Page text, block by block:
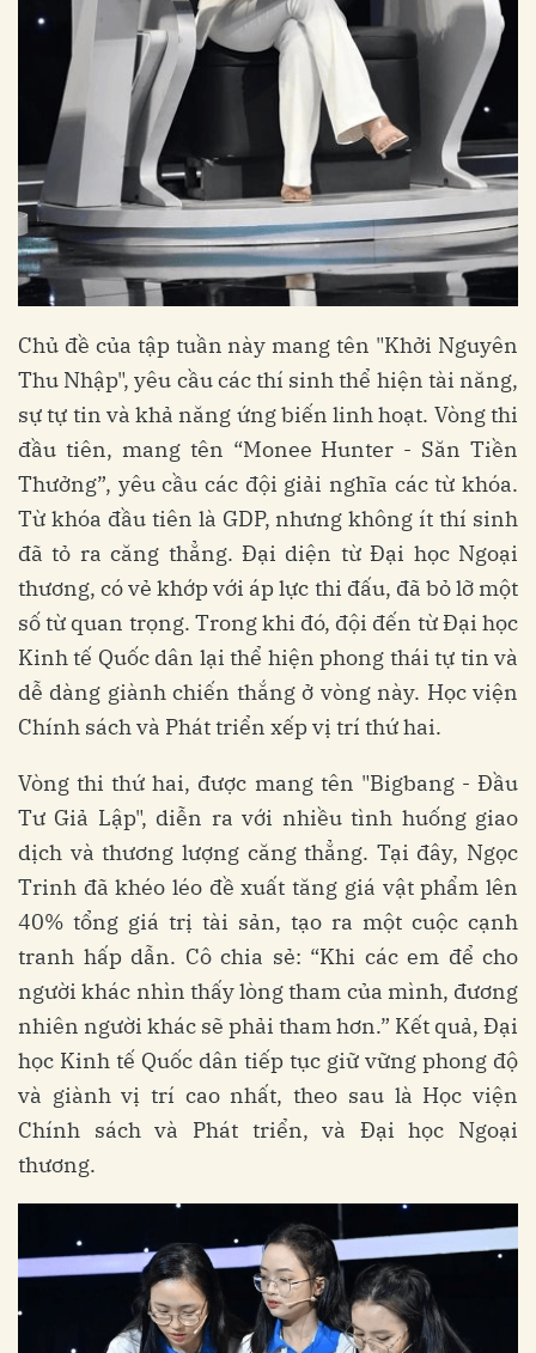
Chủ đề của tập tuần này mang tên "Khởi Nguyên
Thu Nhập", yêu cầu các thí sinh thể hiện tài năng,
sự tự tin và khả năng ứng biến linh hoạt. Vòng thi
đầu tiên, mang tên “Monee Hunter - Săn Tiền
Thưởng”, yêu cầu các đội giải nghĩa các từ khóa.
Từ khóa đầu tiên là GDP, nhưng không ít thí sinh
đã tỏ ra căng thẳng. Đại diện từ Đại học Ngoại
thương, có vẻ khớp với áp lực thi đấu, đã bỏ lỡ một
số từ quan trọng. Trong khi đó, đội đến từ Đại học
Kinh tế Quốc dân lại thể hiện phong thái tự tin và
dễ dàng giành chiến thắng ở vòng này. Học viện
Chính sách và Phát triển xếp vị trí thứ hai.
Vòng thi thứ hai, được mang tên "Bigbang - Đầu
Tư Giả Lập", diễn ra với nhiều tình huống giao
dịch và thương lượng căng thẳng. Tại đây, Ngọc
Trinh đã khéo léo đề xuất tăng giá vật phẩm lên
40% tổng giá trị tài sản, tạo ra một cuộc cạnh
tranh hấp dẫn. Cô chia sẻ: “Khi các em để cho
người khác nhìn thấy lòng tham của mình, đương
nhiên người khác sẽ phải tham hơn.” Kết quả, Đại
học Kinh tế Quốc dân tiếp tục giữ vững phong độ
và giành vị trí cao nhất, theo sau là Học viện
Chính sách và Phát triển, và Đại học Ngoại
thương.